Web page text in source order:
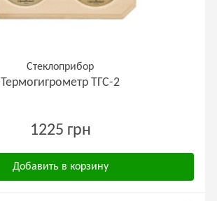
Стеклоприбор
Термогигрометр ТГС-2
1225 грн
Добавить в корзину